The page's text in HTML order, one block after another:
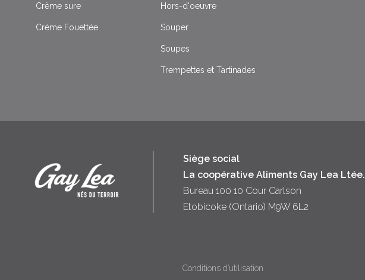
Crème sure
Crème Fouettée
Hors-d'oeuvre
Souper
Soupes
Trempettes et Tartinades
Siège social
La coopérative Aliments Gay Lea Ltée.
Bureau 100 10 Cour Carlson
Etobicoke (Ontario) M9W 6L2
Conditions d’utilisation